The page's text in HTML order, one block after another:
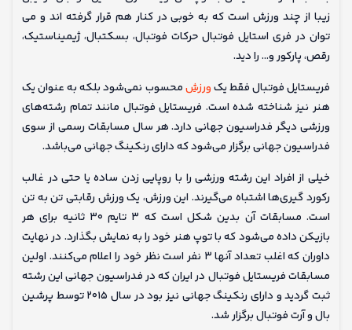
زیبا از چند ورزش است که به خوبی در کنار هم قرار گرفته اند و می
توان در فری استایل فوتبال حرکات فوتبال، بسکتبال، ژیمیناستیک،
رقص، پارکور و… را دید.
فریستایل فوتبال فقط یکورزشمحسوب نمی‌شود بلکه به عنوان یک
هنر نیز شناخته شده است. فریستایل فوتبال مانند تمام رشته‌های
ورزشی دیگر فدراسیون جهانی دارد. هر سال مسابقات رسمی از سوی
فدراسیون جهانی برگزار می‌شود که دارای رنکینگ جهانی می‌باشد.
خیلی از افراد این رشته ورزشی را با روپایی زدن ساده یا حتی در غالب
رکورد گیری‌ها اشتباه می‌گیرند. این ورزش، یک ورزش رقابتی تن به تن
است. مسابقات آن بدین شکل است که ۳ تایم ۳۰ ثانیه برای هر
بازیکن داده می‌شود که با توپ هنر خود را به نمایش بگذارد. در نهایت
داوران که اغلب تعداد آنها ۳ نفر است نظر خود را اعلام می‌کنند. اولین
مسابقات فریستایل فوتبال در ایران که در فدراسیون جهانی این رشته
ثبت گردید و دارای رنکینگ جهانی نیز بود در سال ۲۰۱۵ توسط پرشین
بال و آرت فوتبال برگزار شد.